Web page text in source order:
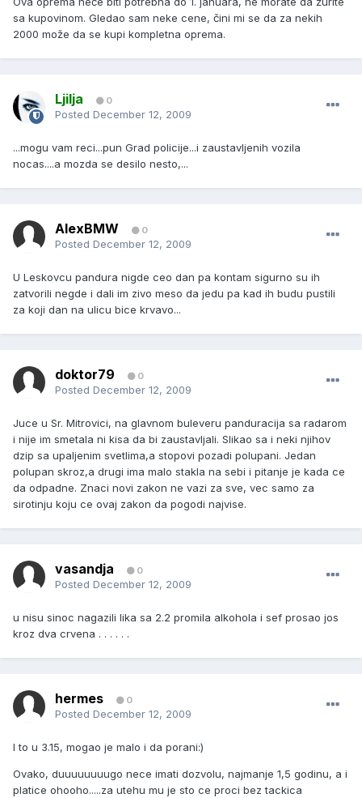
sa kupovinom. Gledao sam neke cene, čini mi se da za nekih
2000 može da se kupi kompletna oprema.
Ljilja 0
Posted December 12, 2009
...mogu vam reci...pun Grad policije...i zaustavljenih vozila
nocas....a mozda se desilo nesto,...
AlexBMW 0
Posted December 12, 2009
U Leskovcu pandura nigde ceo dan pa kontam sigurno su ih
zatvorili negde i dali im zivo meso da jedu pa kad ih budu pustili
za koji dan na ulicu bice krvavo...
doktor79 0
Posted December 12, 2009
Juce u Sr. Mitrovici, na glavnom buleveru panduracija sa radarom
i nije im smetala ni kisa da bi zaustavljali. Slikao sa i neki njihov
dzip sa upaljenim svetlima,a stopovi pozadi polupani. Jedan
polupan skroz,a drugi ima malo stakla na sebi i pitanje je kada ce
da odpadne. Znaci novi zakon ne vazi za sve, vec samo za
sirotinju koju ce ovaj zakon da pogodi najvise.
vasandja 0
Posted December 12, 2009
u nisu sinoc nagazili lika sa 2.2 promila alkohola i sef prosao jos
kroz dva crvena . . . . . .
hermes 0
Posted December 12, 2009
I to u 3.15, mogao je malo i da porani:)
Ovako, duuuuuuuugo nece imati dozvolu, najmanje 1,5 godinu, a i
platice ohooho.....za utehu mu je sto ce proci bez tackica